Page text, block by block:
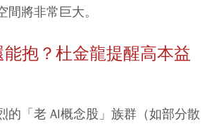
將非常巨大。
能抱？杜金龍提醒高本益
的「老 AI概念股」族群（如部分散